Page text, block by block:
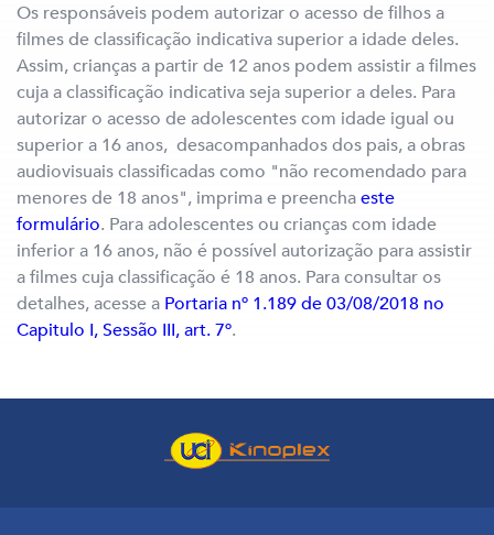
Os responsáveis podem autorizar o acesso de filhos a
filmes de classificação indicativa superior a idade deles.
Assim, crianças a partir de 12 anos podem assistir a filmes
cuja a classificação indicativa seja superior a deles. Para
autorizar o acesso de adolescentes com idade igual ou
superior a 16 anos, desacompanhados dos pais, a obras
audiovisuais classificadas como "não recomendado para
menores de 18 anos", imprima e preenchaeste
formulário. Para adolescentes ou crianças com idade
inferior a 16 anos, não é possível autorização para assistir
a filmes cuja classificação é 18 anos. Para consultar os
detalhes, acesse a Portaria nº 1.189 de 03/08/2018 no
Capitulo I, Sessão III, art. 7º.